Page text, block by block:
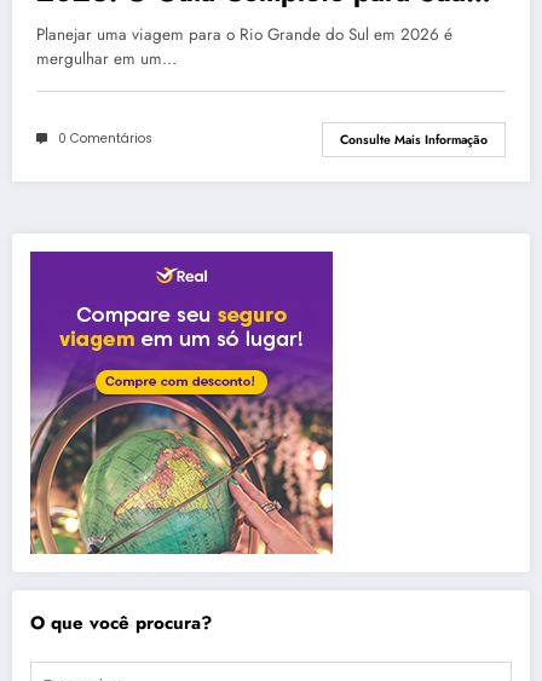
Viagem
Planejar uma viagem para o Rio Grande do Sul em 2026 é
mergulhar em um…
0 Comentários Consulte Mais Informação
O que você procura?